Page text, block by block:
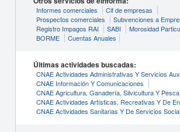
Informes comerciales
Cif de empresas
Prospectos comerciales
Subvenciones a
Registro Impagos RAI
SABI
Morosidad
BORME
Cuentas Anuales
Últimas actividades buscadas:
CNAE Actividades Administrativas Y Servicios
CNAE Información Y Comunicaciones
CNAE Agricultura, Ganadería, Silvicultura Y Pesca
CNAE Actividades Artísticas, Recreativas Y De
CNAE Actividades Sanitarias Y De Servicios